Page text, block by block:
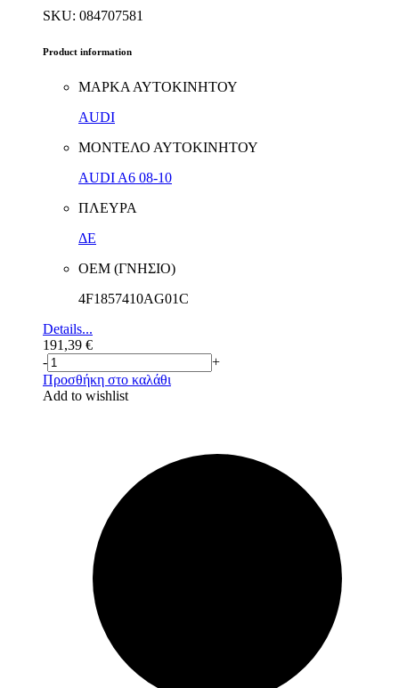
SKU: 084707581
Product information
ΜΑΡΚΑ ΑΥΤΟΚΙΝΗΤΟΥ
AUDI
ΜΟΝΤΕΛΟ ΑΥΤΟΚΙΝΗΤΟΥ
AUDI A6 08-10
ΠΛΕΥΡΑ
ΔΕ
ΟΕΜ (ΓΝΗΣΙΟ)
4F1857410AG01C
Details...
191,39 €
-
+
Προσθήκη στο καλάθι
Add to wishlist